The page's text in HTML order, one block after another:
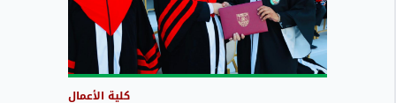
كلية الأعمال